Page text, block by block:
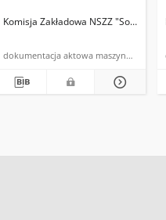
Dróg w Kielcach Komisja
Komisja Zakładowa NSZZ
dokumentacja aktowa maszynopis